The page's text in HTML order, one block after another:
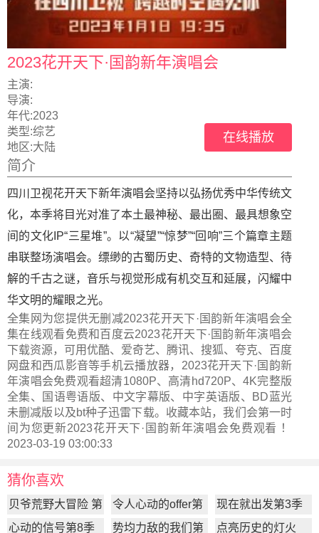
2023花开天下·国韵新年演唱会
主演:
导演:
年代:2023
类型:综艺
地区:大陆
在线播放
简介
四川卫视花开天下新年演唱会坚持以弘扬优秀中华传统文
化，本季将目光对准了本土最神秘、最出圈、最具想象空
间的文化IP“三星堆”。以“凝望”“惊梦”“回响”三个篇章主题
串联整场演唱会。缥缈的古蜀历史、奇特的文物造型、待
解的千古之谜，音乐与视觉形成有机交互和延展，闪耀中
华文明的耀眼之光。
全集网为您提供无删减2023花开天下·国韵新年演唱会全
集在线观看免费和百度云2023花开天下·国韵新年演唱会
下载资源，可用优酷、爱奇艺、腾讯、搜狐、夸克、百度
网盘和西瓜影音等手机云播放器，2023花开天下·国韵新
年演唱会免费观看超清1080P、高清hd720P、4K完整版
全集、国语粤语版、中文字幕版、中字英语版、BD蓝光
未删减版以及bt种子迅雷下载。收藏本站，我们会第一时
间为您更新2023花开天下·国韵新年演唱会免费观看 ！
2023-03-19 03:00:33
猜你喜欢
贝爷荒野大冒险 第
一季
令人心动的offer第
7季
现在就出发第3季
心动的信号第8季
势均力敌的我们第 点亮历史的灯火